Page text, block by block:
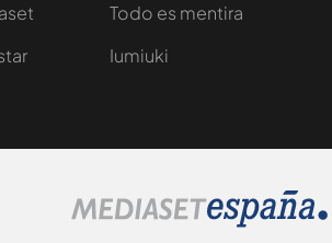
Todo es mentira
Iumiuki